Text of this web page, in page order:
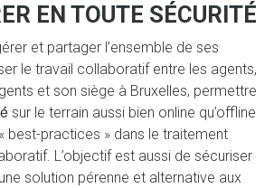
EN TOUTE SÉCURITÉ
et partager l’ensemble de ses
le travail collaboratif entre les agents,
et son siège à Bruxelles, permettre
sur le terrain aussi bien online qu’offline
best-practices » dans le traitement
L’objectif est aussi de sécuriser
solution pérenne et alternative aux